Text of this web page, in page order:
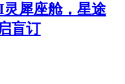
犀座舱，星途
盲订